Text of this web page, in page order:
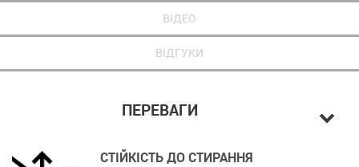
ВІДЕО
ВІДГУКИ
ПЕРЕВАГИ
СТІЙКІСТЬ ДО СТИРАННЯ